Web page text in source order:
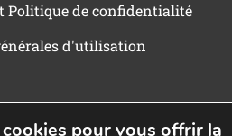
Politique de confidentialité
d'utilisation
pour vous offrir la